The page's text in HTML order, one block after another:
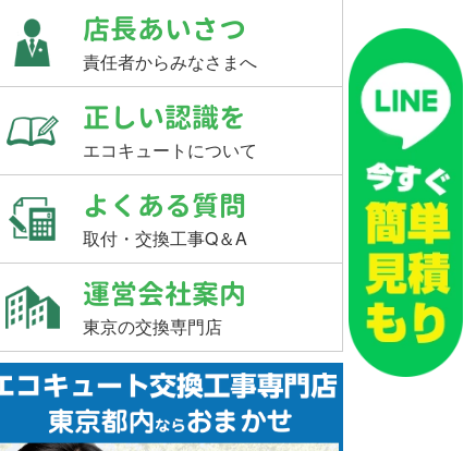
店長あいさつ
責任者からみなさまへ
正しい認識を
エコキュートについて
よくある質問
取付・交換工事Q＆A
運営会社案内
東京の交換専門店